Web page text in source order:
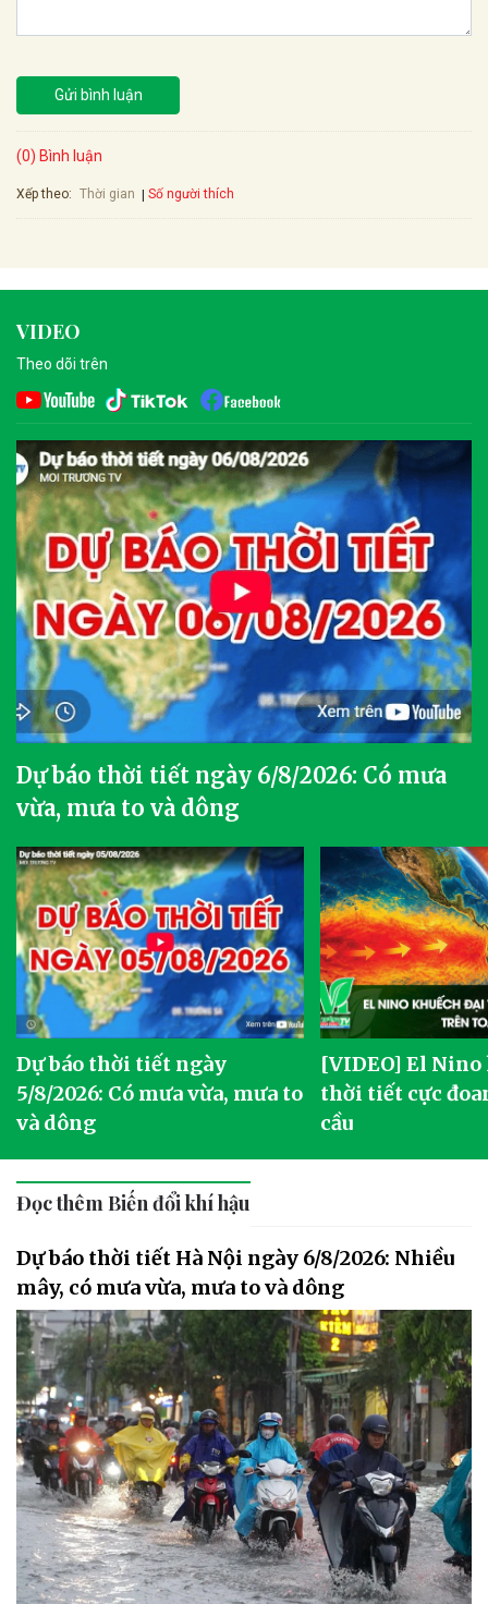
Gửi bình luận
(0) Bình luận
Xếp theo: Thời gian Số người thích
VIDEO
Theo dõi trên
Dự báo thời tiết ngày 6/8/2026: Có mưa
vừa, mưa to và dông
Dự báo thời tiết ngày
5/8/2026: Có mưa vừa, mưa to
và dông
[VIDEO] El
thời tiết cực
cầu
Đọc thêm Biến đổi khí hậu
Dự báo thời tiết Hà Nội ngày 6/8/2026: Nhiều
mây, có mưa vừa, mưa to và dông